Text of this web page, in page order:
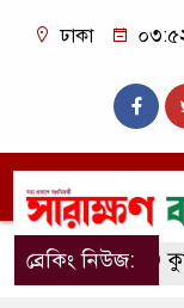
ঢাকা
ব্রেকিং নিউজ: